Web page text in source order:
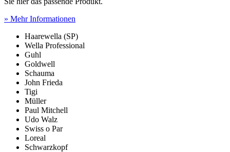
» Mehr Informationen
Haarewella (SP)
Wella Professional
Guhl
Goldwell
Schauma
John Frieda
Tigi
Müller
Paul Mitchell
Udo Walz
Swiss o Par
Loreal
Schwarzkopf